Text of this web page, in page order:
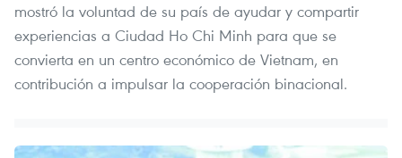
mostró la voluntad de su país de ayudar y compartir
experiencias a Ciudad Ho Chi Minh para que se
convierta en un centro económico de Vietnam, en
contribución a impulsar la cooperación binacional.